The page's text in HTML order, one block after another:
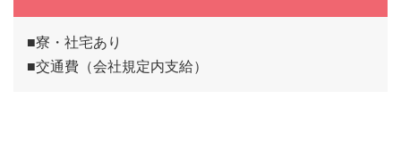
■寮・社宅あり
■交通費（会社規定内支給）